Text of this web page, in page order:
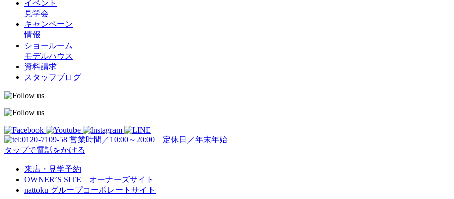
イベント
見学会
キャンペーン
情報
ショールーム
モデルハウス
資料請求
スタッフブログ
営業時間／10:00～20:00 定休日／年末年始
タップで電話をかける
来店・見学予約
OWNER’S SITE オーナーズサイト
nattoku グループコーポレートサイト